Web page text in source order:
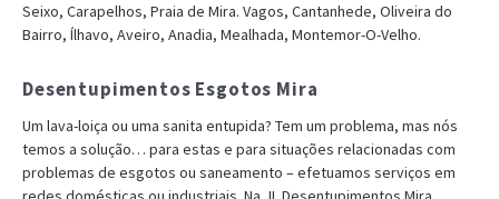
Seixo, Carapelhos, Praia de Mira. Vagos, Cantanhede, Oliveira do
Bairro, Ílhavo, Aveiro, Anadia, Mealhada, Montemor-O-Velho.
Desentupimentos Esgotos Mira
Um lava-loiça ou uma sanita entupida? Tem um problema, mas nós
temos a solução… para estas e para situações relacionadas com
problemas de esgotos ou saneamento – efetuamos serviços em